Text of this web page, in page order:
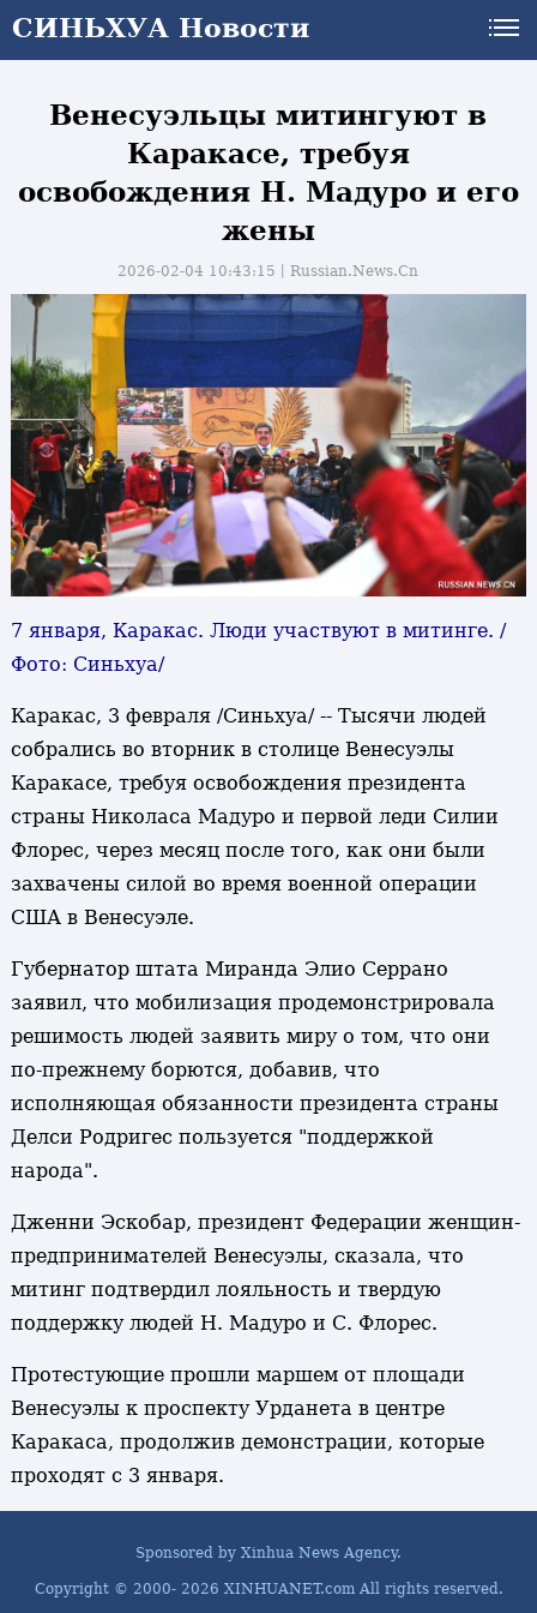
СИНЬХУА Новости
СИНЬХУА Новости
Венесуэльцы митингуют в
Каракасе, требуя
освобождения Н. Мадуро и его
жены
2026-02-04 10:43:15丨Russian.News.Cn
7 января, Каракас. Люди участвуют в митинге. /
Фото: Синьхуа/
Каракас, 3 февраля /Синьхуа/ -- Тысячи людей
собрались во вторник в столице Венесуэлы
Каракасе, требуя освобождения президента
страны Николаса Мадуро и первой леди Силии
Флорес, через месяц после того, как они были
захвачены силой во время военной операции
США в Венесуэле.
Губернатор штата Миранда Элио Серрано
заявил, что мобилизация продемонстрировала
решимость людей заявить миру о том, что они
по-прежнему борются, добавив, что
исполняющая обязанности президента страны
Делси Родригес пользуется "поддержкой
народа".
Дженни Эскобар, президент Федерации женщин-
предпринимателей Венесуэлы, сказала, что
митинг подтвердил лояльность и твердую
поддержку людей Н. Мадуро и С. Флорес.
Протестующие прошли маршем от площади
Венесуэлы к проспекту Урданета в центре
Каракаса, продолжив демонстрации, которые
проходят с 3 января.
Sponsored by Xinhua News Agency.
Copyright © 2000- 2026 XINHUANET.com All rights reserved.